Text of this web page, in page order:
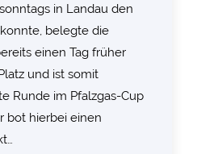
in Landau den
belegte die
einen Tag früher
und ist somit
Runde im Pfalzgas-Cup
bot hierbei einen